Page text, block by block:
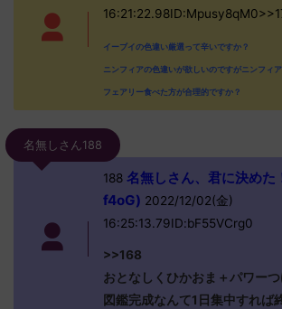
イーブイの色違い厳選って辛いですか？
ニンフィアの色違いが欲しいのですがニンフィ
フェアリー食べた方が合理的ですか？
名無しさん188
188名無しさん、君に決めた
f4oG) 2022/12/02(金)
16:25:13.79ID:bF55VCrg0
>>168
おとなしくひかおま＋パワー
図鑑完成なんて1日集中すれば